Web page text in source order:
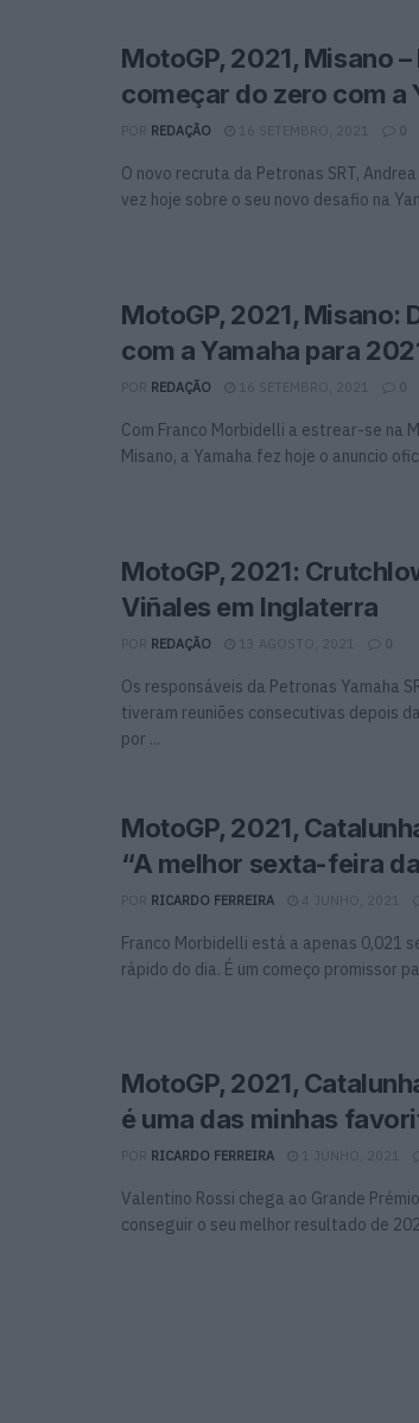
MotoGP, 2021, Misano
começar do zero com a
REDAÇÃO 16 SETEMBRO, 2021 0
O novo recruta da Petronas SRT,
vez hoje sobre o seu novo desafio na
MotoGP, 2021, Misano:
com a Yamaha para
REDAÇÃO 16 SETEMBRO, 2021 0
Com Franco Morbidelli a estrear-se na
Misano, a Yamaha fez hoje o anuncio
MotoGP, 2021:
Viñales em Inglaterra
REDAÇÃO 13 AGOSTO, 2021 0
Os responsáveis da Petronas Yamaha
tiveram reuniões consecutivas depois
por ...
MotoGP, 2021,
“A melhor sexta-feira
RICARDO FERREIRA 4 JUNHO, 2021
Franco Morbidelli está a apenas 0,021
rápido do dia. É um começo promissor
MotoGP, 2021,
é uma das minhas
RICARDO FERREIRA 1 JUNHO, 2021
Valentino Rossi chega ao Grande
conseguir o seu melhor resultado de